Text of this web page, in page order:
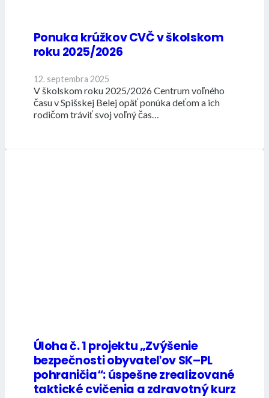
Ponuka krúžkov CVČ v školskom
roku 2025/2026
12. septembra 2025
V školskom roku 2025/2026 Centrum voľného
času v Spišskej Belej opäť ponúka deťom a ich
rodičom tráviť svoj voľný čas…
Úloha č. 1 projektu „Zvýšenie
bezpečnosti obyvateľov SK–PL
pohraničia“: úspešne zrealizované
taktické cvičenia a zdravotný kurz